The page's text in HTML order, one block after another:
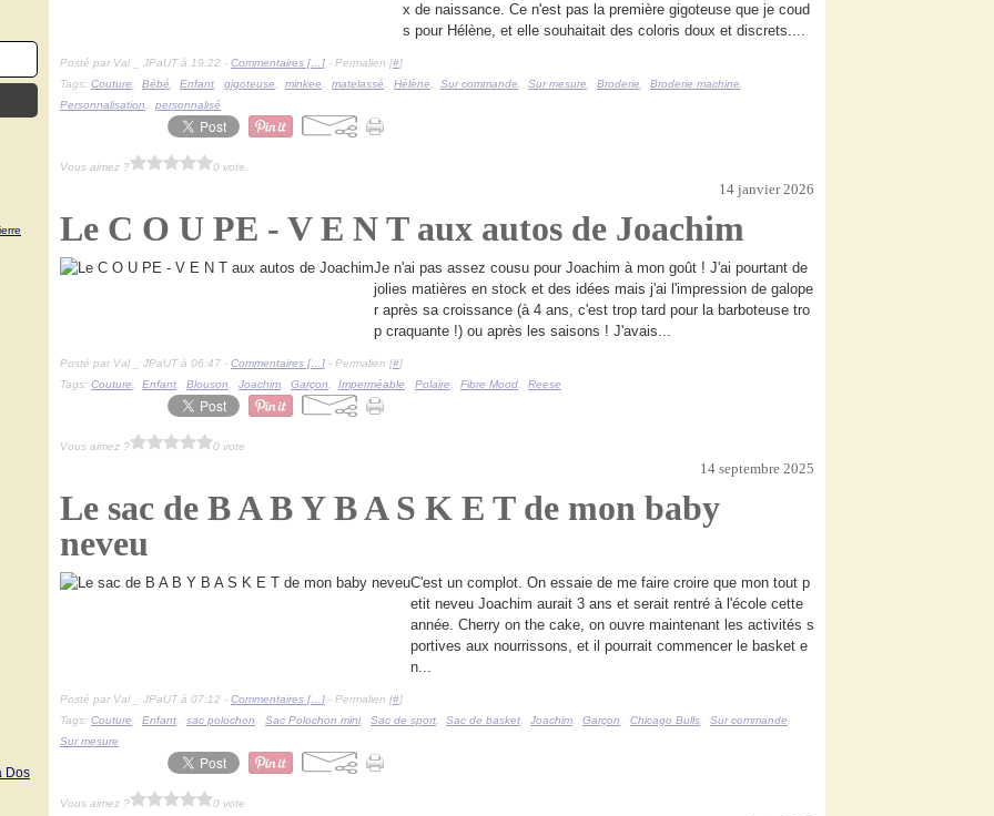
Dos
x de naissance. Ce n'est pas la première gigoteuse que je coud
s pour Hélène, et elle souhaitait des coloris doux et discrets....
Posté par Val _ JPaUT à 19:22 - Commentaires [… ] - Permalien [#]
Tags: Couture Bébé Enfant gigoteuse minkee matelassé Hélène Sur commande Sur mesure Broderie Broderie machine
Personnalisation
personnalisé
Vous aimez ? 0 vote
14 janvier 2026
Le C O U PE - V E N T aux autos de Joachim
Je n'ai pas assez cousu pour Joachim à mon goût ! J'ai pourtant de
jolies matières en stock et des idées mais j'ai l'impression de galope
r après sa croissance (à 4 ans, c'est trop tard pour la barboteuse tro
p craquante !) ou après les saisons ! J'avais...
Posté par Val _ JPaUT à 06:47 - Commentaires [… ] - Permalien [#]
Tags: Couture Enfant Blouson Joachim Garçon Imperméable Polaire Fibre Mood Reese
Vous aimez ? 0 vote
14 septembre 2025
Le sac de B A B Y B A S K E T de mon baby
neveu
C'est un complot. On essaie de me faire croire que mon tout p
etit neveu Joachim aurait 3 ans et serait rentré à l'école cette
année. Cherry on the cake, on ouvre maintenant les activités s
portives aux nourrissons, et il pourrait commencer le basket e
n...
Posté par Val _ JPaUT à 07:12 - Commentaires [… ] - Permalien [#]
Tags: Couture Enfant sac polochon Sac Polochon mini, Sac de sport Sac de basket Joachim Garçon Chicago Bulls Sur commande
Sur mesure
Vous aimez ? 0 vote